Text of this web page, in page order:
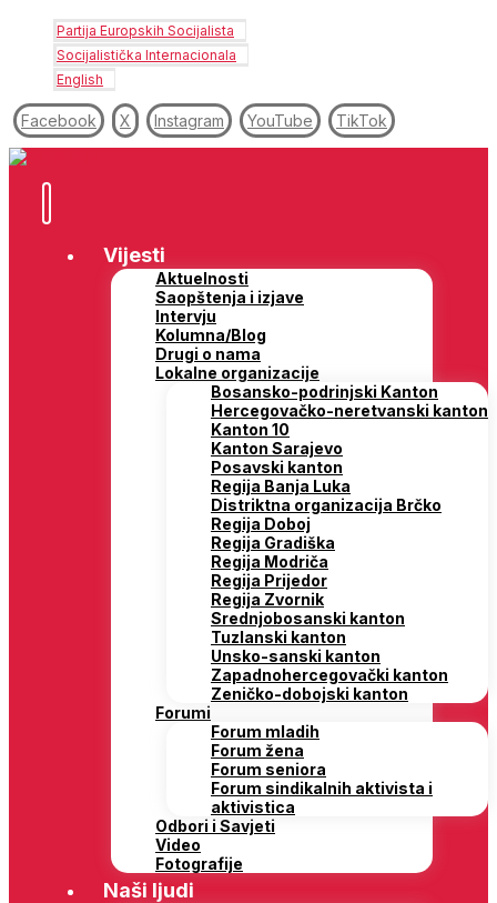
Partija Europskih Socijalista
Socijalistička Internacionala
English
Facebook X Instagram YouTube TikTok
Vijesti
Aktuelnosti
Saopštenja i izjave
Intervju
Kolumna/Blog
Drugi o nama
Lokalne organizacije
Bosansko-podrinjski Kanton
Hercegovačko-neretvanski kanton
Kanton 10
Kanton Sarajevo
Posavski kanton
Regija Banja Luka
Distriktna organizacija Brčko
Regija Doboj
Regija Gradiška
Regija Modriča
Regija Prijedor
Regija Zvornik
Srednjobosanski kanton
Tuzlanski kanton
Unsko-sanski kanton
Zapadnohercegovački kanton
Zeničko-dobojski kanton
Forumi
Forum mladih
Forum žena
Forum seniora
Forum sindikalnih aktivista i
aktivistica
Odbori i Savjeti
Video
Fotografije
Naši ljudi